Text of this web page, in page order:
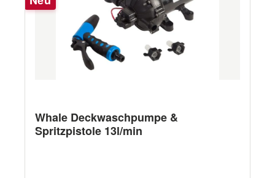
Whale Deckwaschpumpe &
Spritzpistole 13l/min